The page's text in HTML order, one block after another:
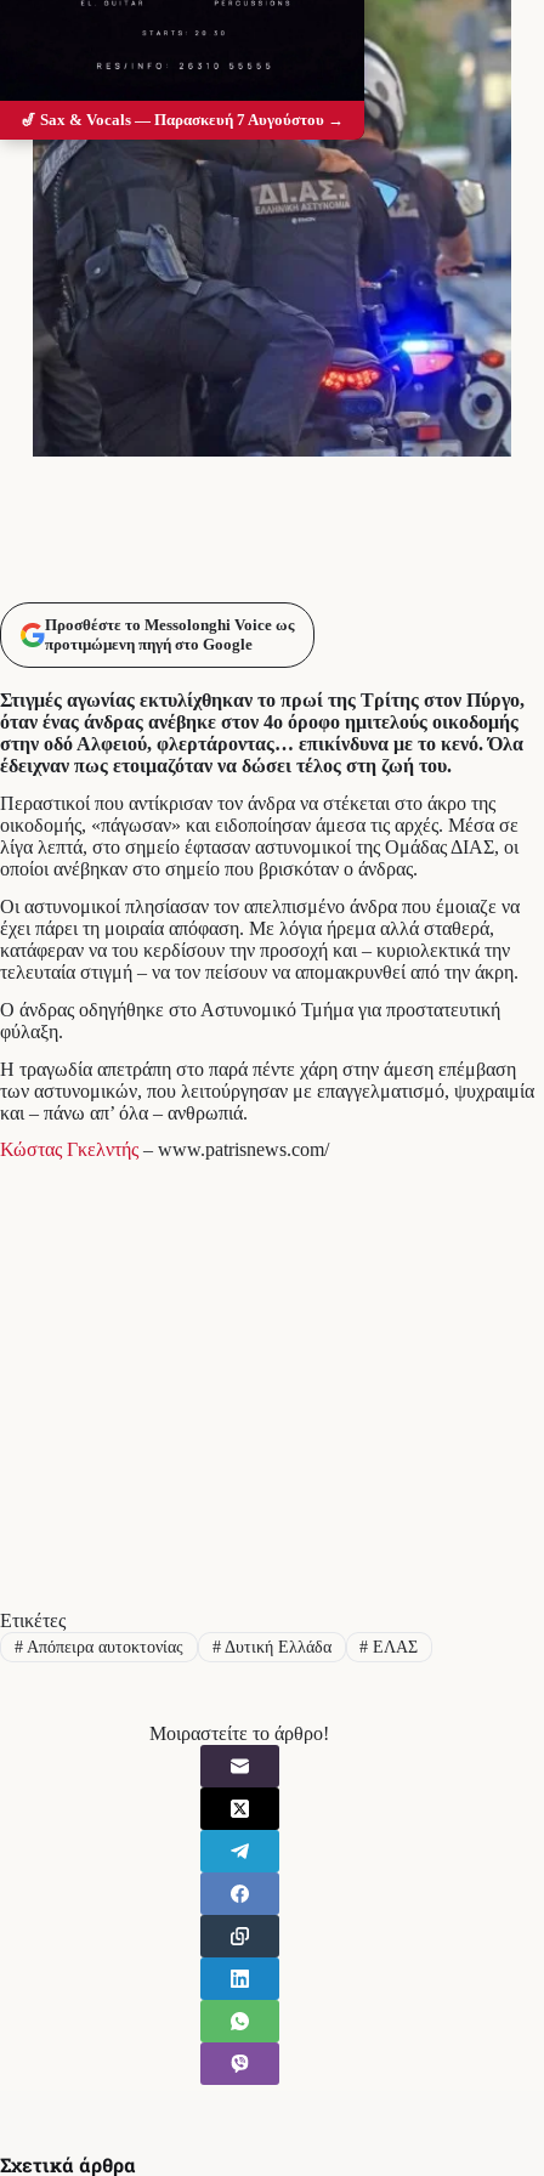
Προσθέστε το Messolonghi Voice ως
προτιμώμενη πηγή στο Google
Στιγμές αγωνίας εκτυλίχθηκαν το πρωί της Τρίτης στον Πύργο,
όταν ένας άνδρας ανέβηκε στον 4ο όροφο ημιτελούς οικοδομής
στην οδό Αλφειού, φλερτάροντας… επικίνδυνα με το κενό. Όλα
έδειχναν πως ετοιμαζόταν να δώσει τέλος στη ζωή του.
Περαστικοί που αντίκρισαν τον άνδρα να στέκεται στο άκρο της
οικοδομής, «πάγωσαν» και ειδοποίησαν άμεσα τις αρχές. Μέσα σε
λίγα λεπτά, στο σημείο έφτασαν αστυνομικοί της Ομάδας ΔΙΑΣ, οι
οποίοι ανέβηκαν στο σημείο που βρισκόταν ο άνδρας.
Οι αστυνομικοί πλησίασαν τον απελπισμένο άνδρα που έμοιαζε να
έχει πάρει τη μοιραία απόφαση. Με λόγια ήρεμα αλλά σταθερά,
κατάφεραν να του κερδίσουν την προσοχή και – κυριολεκτικά την
τελευταία στιγμή – να τον πείσουν να απομακρυνθεί από την άκρη.
Ο άνδρας οδηγήθηκε στο Αστυνομικό Τμήμα για προστατευτική
φύλαξη.
Η τραγωδία απετράπη στο παρά πέντε χάρη στην άμεση επέμβαση
των αστυνομικών, που λειτούργησαν με επαγγελματισμό, ψυχραιμία
και – πάνω απ’ όλα – ανθρωπιά.
Κώστας Γκελντής – www.patrisnews.com/
Ετικέτες
#Απόπειρα αυτοκτονίας #Δυτική Ελλάδα # ΕΛΑΣ
Μοιραστείτε το άρθρο!
Σχετικά άρθρα
🎷 Sax & Vocals — Παρασκευή 7 Αυγούστου →